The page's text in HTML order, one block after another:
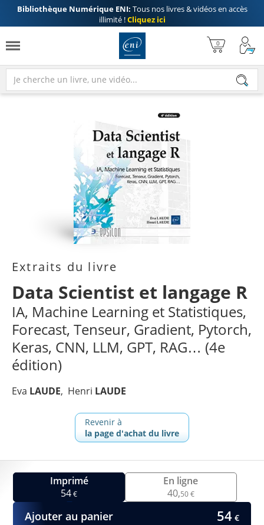
Bibliothèque Numérique ENI: Tous nos livres & vidéos en accès
illimité !Cliquez ici
Extraits du livre
Data Scientist et langage R
IA, Machine Learning et Statistiques,
Forecast, Tenseur, Gradient, Pytorch,
Keras, CNN, LLM, GPT, RAG… (4e
édition)
Eva LAUDE Henri LAUDE
Revenir à
la page d'achat du livre
Imprimé
54€
En ligne
40,50 €
Ajouter au panier 54€